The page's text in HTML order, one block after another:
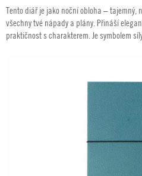
490,00 Kč
až
580,00 Kč
Tento diář je jako noční obloha – tajemný,
všechny tvé nápady a plány. Přináší
praktičnost s charakterem. Je symbolem